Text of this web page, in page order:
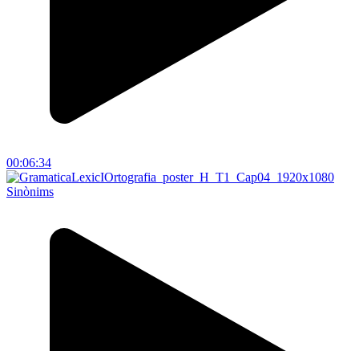
00:06:34
Sinònims